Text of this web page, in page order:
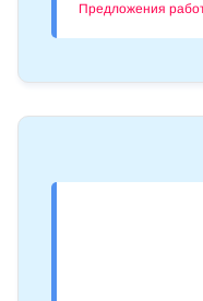
Предложения